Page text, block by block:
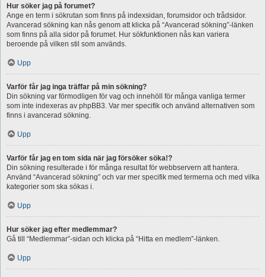
Hur söker jag på forumet?
Ange en term i sökrutan som finns på indexsidan, forumsidor och trådsidor.
Avancerad sökning kan nås genom att klicka på “Avancerad sökning”-länken
som finns på alla sidor på forumet. Hur sökfunktionen nås kan variera
beroende på vilken stil som används.
Upp
Varför får jag inga träffar på min sökning?
Din sökning var förmodligen för vag och innehöll för många vanliga termer
som inte indexeras av phpBB3. Var mer specifik och använd alternativen som
finns i avancerad sökning.
Upp
Varför får jag en tom sida när jag försöker söka!?
Din sökning resulterade i för många resultat för webbservern att hantera.
Använd “Avancerad sökning” och var mer specifik med termerna och med vilka
kategorier som ska sökas i.
Upp
Hur söker jag efter medlemmar?
Gå till “Medlemmar”-sidan och klicka på “Hitta en medlem”-länken.
Upp